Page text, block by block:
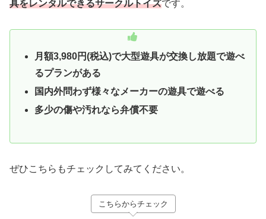
具をレンタルできるサークルトイズです。
月額3,980円(税込)で大型遊具が交換し放題で遊べ
るプランがある
国内外問わず様々なメーカーの遊具で遊べる
多少の傷や汚れなら弁償不要
ぜひこちらもチェックしてみてください。
こちらからチェック